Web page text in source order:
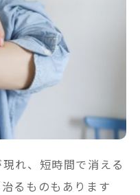
れ、短時間で消える
るものもあります